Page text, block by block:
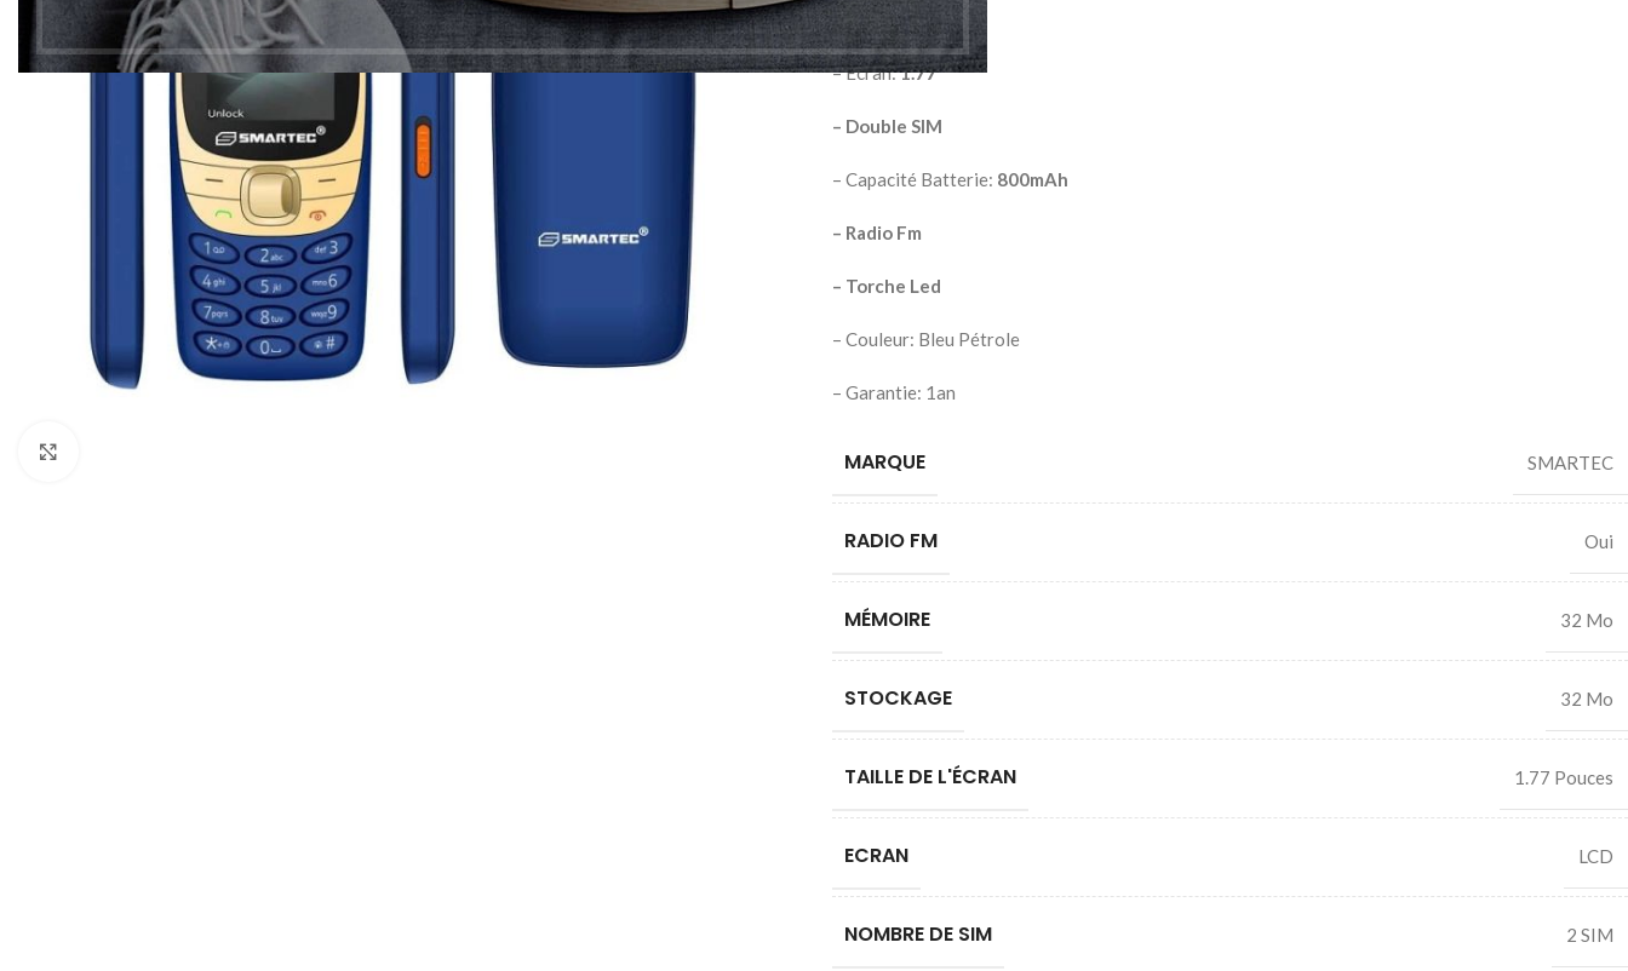
Pétrole
– Écran:1.77″
– Double SIM
– Capacité Batterie: 800mAh
– Radio Fm
– Torche Led
– Couleur: Bleu Pétrole
– Garantie: 1an
MARQUE SMARTEC
RADIO FM Oui
MÉMOIRE 32 Mo
STOCKAGE 32 Mo
TAILLE DE L'ÉCRAN 1.77 Pouces
ECRAN LCD
NOMBRE DE SIM 2 SIM